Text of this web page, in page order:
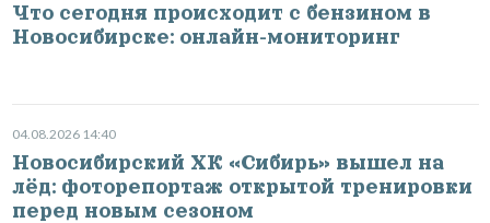
Что сегодня происходит с бензином в
Новосибирске: онлайн-мониторинг
04.08.2026 14:40
Новосибирский ХК «Сибирь» вышел на
лёд: фоторепортаж открытой тренировки
перед новым сезоном